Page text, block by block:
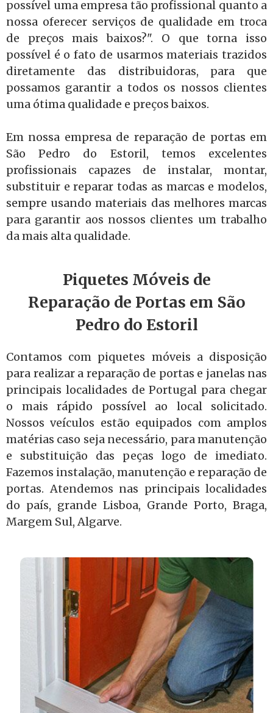
possível uma empresa tão profissional quanto a
nossa oferecer serviços de qualidade em troca
de preços mais baixos?". O que torna isso
possível é o fato de usarmos materiais trazidos
diretamente das distribuidoras, para que
possamos garantir a todos os nossos clientes
uma ótima qualidade e preços baixos.
Em nossa empresa de reparação de portas em
São Pedro do Estoril, temos excelentes
profissionais capazes de instalar, montar,
substituir e reparar todas as marcas e modelos,
sempre usando materiais das melhores marcas
para garantir aos nossos clientes um trabalho
da mais alta qualidade.
Piquetes Móveis de
Reparação de Portas em São
Pedro do Estoril
Contamos com piquetes móveis a disposição
para realizar a reparação de portas e janelas nas
principais localidades de Portugal para chegar
o mais rápido possível ao local solicitado.
Nossos veículos estão equipados com amplos
matérias caso seja necessário, para manutenção
e substituição das peças logo de imediato.
Fazemos instalação, manutenção e reparação de
portas. Atendemos nas principais localidades
do país, grande Lisboa, Grande Porto, Braga,
Margem Sul, Algarve.